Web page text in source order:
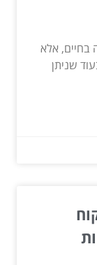
בחיים, אלא
שניתן